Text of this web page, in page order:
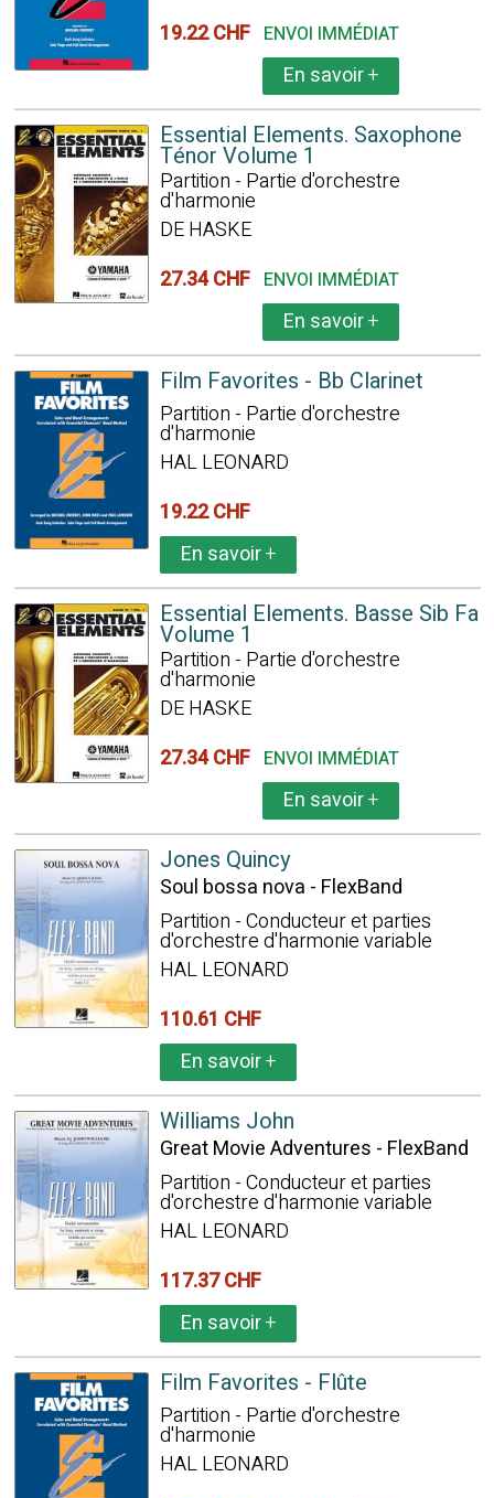
19.22 CHF ENVOI IMMÉDIAT
En savoir+
Essential Elements. Saxophone
Ténor Volume 1
Partition - Partie d'orchestre
d'harmonie
DE HASKE
27.34 CHF ENVOI IMMÉDIAT
En savoir+
Film Favorites - Bb Clarinet
Partition - Partie d'orchestre
d'harmonie
HAL LEONARD
19.22 CHF
En savoir+
Essential Elements. Basse Sib Fa
Volume 1
Partition - Partie d'orchestre
d'harmonie
DE HASKE
27.34 CHF ENVOI IMMÉDIAT
En savoir+
Jones Quincy
Soul bossa nova - FlexBand
Partition - Conducteur et parties
d'orchestre d'harmonie variable
HAL LEONARD
110.61 CHF
En savoir+
Williams John
Great Movie Adventures - FlexBand
Partition - Conducteur et parties
d'orchestre d'harmonie variable
HAL LEONARD
117.37 CHF
En savoir+
Film Favorites - Flûte
Partition - Partie d'orchestre
d'harmonie
HAL LEONARD